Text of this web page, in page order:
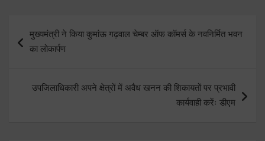
navigation
मुख्यमंत्री ने किया कुमांऊ गढ़वाल चेम्बर ऑफ कॉमर्स के नवनिर्मित भवन
का लोकार्पण
उपजिलाधिकारी अपने क्षेत्रों में अवैध खनन की शिकायतों पर प्रभावी
कार्यवाही करेंः डीएम